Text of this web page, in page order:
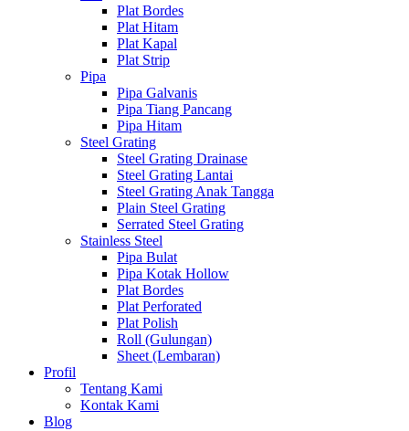
Plat Bordes
Plat Hitam
Plat Kapal
Plat Strip
Pipa
Pipa Galvanis
Pipa Tiang Pancang
Pipa Hitam
Steel Grating
Steel Grating Drainase
Steel Grating Lantai
Steel Grating Anak Tangga
Plain Steel Grating
Serrated Steel Grating
Stainless Steel
Pipa Bulat
Pipa Kotak Hollow
Plat Bordes
Plat Perforated
Plat Polish
Roll (Gulungan)
Sheet (Lembaran)
Profil
Tentang Kami
Kontak Kami
Blog